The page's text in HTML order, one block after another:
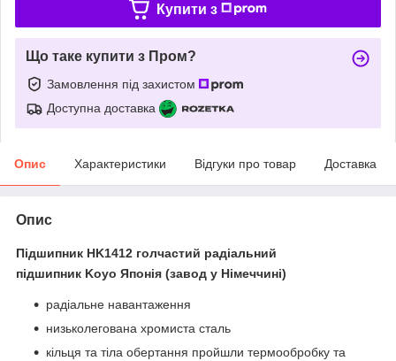
Купити з
Що таке купити з Пром?
Замовлення під захистом
Доступна доставка
Опис Характеристики Відгуки про товар Доставка
Опис
Підшипник HK1412 голчастий радіальний
підшипник Koyo Японія (завод у Німеччині)
радіальне навантаження
низьколегована хромиста сталь
кільця та тіла обертання пройшли термообробку та